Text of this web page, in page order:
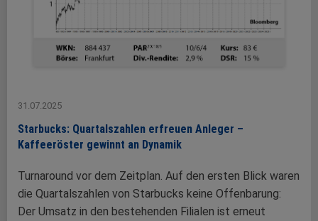
31.07.2025
Starbucks: Quartalszahlen erfreuen Anleger –
Kaffeeröster gewinnt an Dynamik
Turnaround vor dem Zeitplan. Auf den ersten Blick waren
die Quartalszahlen von Starbucks keine Offenbarung:
Der Umsatz in den bestehenden Filialen ist erneut